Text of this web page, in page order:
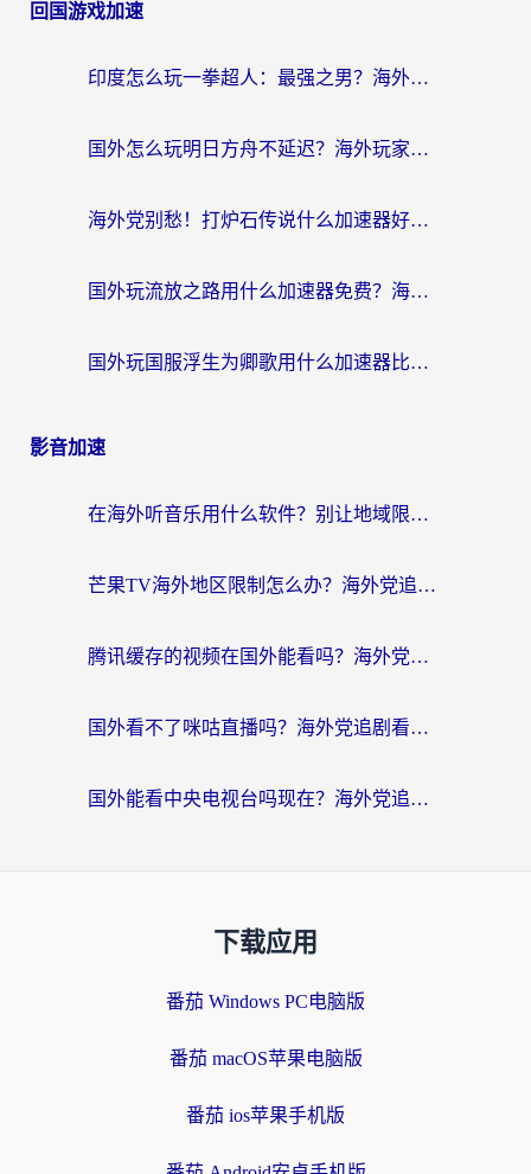
回国游戏加速
印度怎么玩一拳超人：最强之男？海外党国服游戏加速避坑指南
国外怎么玩明日方舟不延迟？海外玩家国服游戏加速终极指南（附DNF梦幻诛仙解决方案）
海外党别愁！打炉石传说什么加速器好用？3个实用技巧解决国服游戏卡顿
国外玩流放之路用什么加速器免费？海外党亲测有效的国服游戏加速指南
国外玩国服浮生为卿歌用什么加速器比较好？海外党亲测不踩坑指南
影音加速
在海外听音乐用什么软件？别让地域限制断了你的华语歌单
芒果TV海外地区限制怎么办？海外党追剧看片的实用加速器选择指南
腾讯缓存的视频在国外能看吗？海外党追剧看片的终极解决方案
国外看不了咪咕直播吗？海外党追剧看片的加速器选择指南
国外能看中央电视台吗现在？海外党追剧看央视的实用指南
下载应用
番茄 Windows PC电脑版
番茄 macOS苹果电脑版
番茄 ios苹果手机版